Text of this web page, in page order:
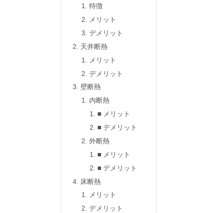
特徴
メリット
デメリット
天井断熱
メリット
デメリット
壁断熱
内断熱
■ メリット
■ デメリット
外断熱
■ メリット
■ デメリット
床断熱
メリット
デメリット